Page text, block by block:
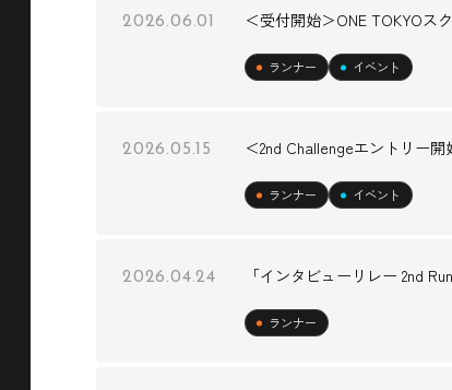
2026.06.01 ＜受付開始＞ONE TOKYOス
ランナー イベント
2026.05.15 ＜2nd Challengeエントリー
ランナー イベント
2026.04.24 「インタビューリレー 2nd
ランナー